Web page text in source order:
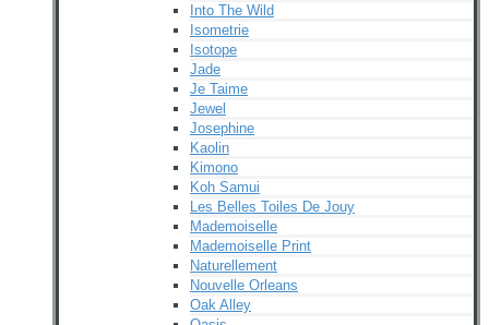
Into The Wild
Isometrie
Isotope
Jade
Je Taime
Jewel
Josephine
Kaolin
Kimono
Koh Samui
Les Belles Toiles De Jouy
Mademoiselle
Mademoiselle Print
Naturellement
Nouvelle Orleans
Oak Alley